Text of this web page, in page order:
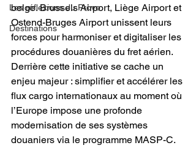
Les réflexions du Provo
Destinations
belge. Brussels Airport, Liège Airport et
Ostend-Bruges Airport unissent leurs
forces pour harmoniser et digitaliser les
procédures douanières du fret aérien.
Derrière cette initiative se cache un
enjeu majeur : simplifier et accélérer les
flux cargo internationaux au moment où
l’Europe impose une profonde
modernisation de ses systèmes
douaniers via le programme MASP-C.